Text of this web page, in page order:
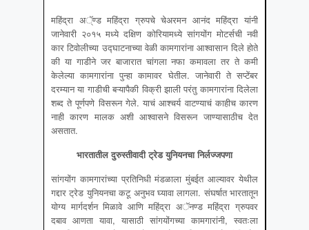
महिंद्रा अॅ्ण्ड महिंद्रा ग्रुपचे चेअरमन आनंद महिंद्रा यांनी
जानेवारी २०१५ मध्ये दक्षिण कोरियामध्ये सांगयोंग मोटर्सची नवी
कार टिवोलीच्या उद्घाटनाच्या वेळी कामगारांना आश्वासान दिले होते
की या गाडीने जर बाजारात चांगला नफा कमावला तर ते कमी
केलेल्या कामगारांना पुन्हा कामावर घेतील. जानेवारी ते सप्टेंबर
दरम्यान या गाडीची बऱ्यापैकी विक्री झाली परंतु कामगारांना दिलेला
शब्द ते पूर्णपणे विसरून गेले. याचं आश्चर्य वाटण्याचं काहीच कारण
नाही कारण मालक अशी आश्वासने विसरून जाण्यासाठीच देत
असतात.
भारतातील दुरुस्तीवादी ट्रेड युनियनचा निर्लज्जपणा
सांगयोंग कामगारांच्या प्रतिनिधी मंडळाला मुंबईत आल्यावर येथील
गद्दार ट्रेड युनियनचा कटू अनुभव घ्यावा लागला. संघर्षात भारतातून
योग्य मार्गदर्शन मिळावे आणि महिंद्रा अॅनण्ड महिंद्रा ग्रुपवर
दबाव आणता यावा, यासाठी सांगयोंगच्या कामगारांनी, स्वतःला